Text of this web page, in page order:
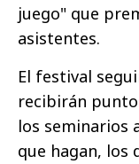
juego" que
asistentes.
El festival
recibirán
los seminarios
que hagan, los